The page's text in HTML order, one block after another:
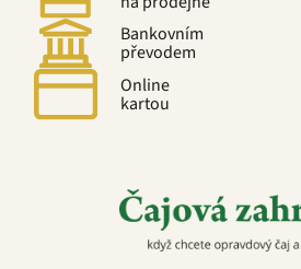
Bankovním
převodem
Online
kartou